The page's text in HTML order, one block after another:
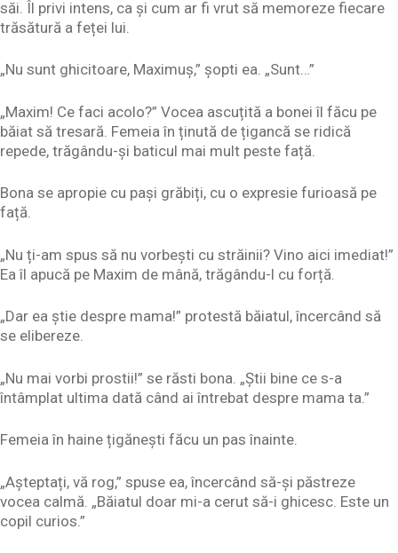
săi. Îl privi intens, ca și cum ar fi vrut să memoreze fiecare
trăsătură a feței lui.
„Nu sunt ghicitoare, Maximuș,” șopti ea. „Sunt…”
„Maxim! Ce faci acolo?” Vocea ascuțită a bonei îl făcu pe
băiat să tresară. Femeia în ținută de țigancă se ridică
repede, trăgându-și baticul mai mult peste față.
Bona se apropie cu pași grăbiți, cu o expresie furioasă pe
față.
„Nu ți-am spus să nu vorbești cu străinii? Vino aici imediat!”
Ea îl apucă pe Maxim de mână, trăgându-l cu forță.
„Dar ea știe despre mama!” protestă băiatul, încercând să
se elibereze.
„Nu mai vorbi prostii!” se răsti bona. „Știi bine ce s-a
întâmplat ultima dată când ai întrebat despre mama ta.”
Femeia în haine țigănești făcu un pas înainte.
„Așteptați, vă rog,” spuse ea, încercând să-și păstreze
vocea calmă. „Băiatul doar mi-a cerut să-i ghicesc. Este un
copil curios.”